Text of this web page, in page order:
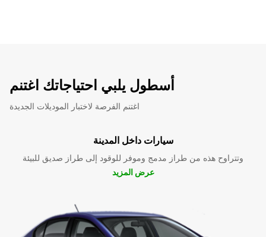
أسطول يلبي احتياجاتك اغتنم
اغتنم الفرصة لاختبار الموديلات الجديدة
سيارات داخل المدينة
وتتراوح هذه من طراز مدمج وموفر للوقود إلى طراز صديق للبيئة
عرض المزيد